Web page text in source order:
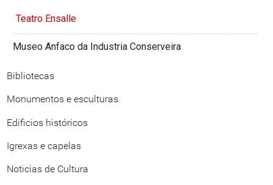
Teatro Ensalle
Museo Anfaco da Industria Conserveira
Bibliotecas
Monumentos e esculturas
Edificios históricos
Igrexas e capelas
Noticias de Cultura